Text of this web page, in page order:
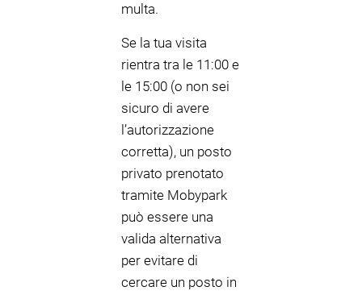
multa.
Se la tua visita
rientra tra le 11:00 e
le 15:00 (o non sei
sicuro di avere
l’autorizzazione
corretta), un posto
privato prenotato
tramite Mobypark
può essere una
valida alternativa
per evitare di
cercare un posto in